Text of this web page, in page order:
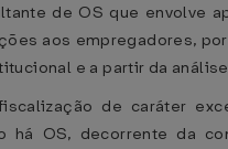
de OS que envolve
aos empregadores,
e a partir da
de caráter
há OS, decorrente da